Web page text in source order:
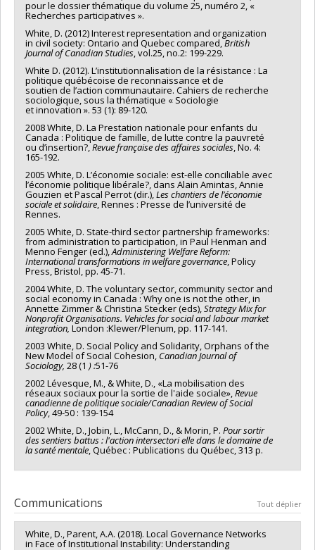
pour le dossier thématique du volume 25, numéro 2, «
Recherches participatives ».
White, D. (2012) Interest representation and organization
in civil society: Ontario and Quebec compared,British
Journal of Canadian Studies, vol.25, no.2: 199-229.
White D. (2012). L’institutionnalisation de la résistance : La
politique québécoise de reconnaissance et de
soutien de l’action communautaire. Cahiers de recherche
sociologique, sous la thématique « Sociologie
et innovation ». 53 (1): 89-120.
2008 White, D. La Prestation nationale pour enfants du
Canada : Politique de famille, de lutte contre la pauvreté
ou d’insertion?,Revue française des affaires sociales, No. 4:
165-192.
2005 White, D. L’économie sociale: est-elle conciliable avec
l’économie politique libérale?, dans Alain Amintas, Annie
Gouzien et Pascal Perrot (dir.),Les chantiers de l’économie
sociale et solidaire, Rennes : Presse de l’université de
Rennes.
2005 White, D. State-third sector partnership frameworks:
from administration to participation, in Paul Henman and
Menno Fenger (ed.),Administering Welfare Reform:
International transformations in welfare governance, Policy
Press, Bristol, pp. 45-71.
2004 White, D. The voluntary sector, community sector and
social economy in Canada : Why one is not the other, in
Annette Zimmer & Christina Stecker (eds),Strategy Mix for
Nonprofit Organisations. Vehicles for social and labour market
integration, London :Klewer/Plenum, pp. 117-141.
2003 White, D. Social Policy and Solidarity, Orphans of the
New Model of Social Cohesion, Canadian Journal of
Sociology, 28 (1 ) :51-76
2002 Lévesque, M., & White, D., «La mobilisation des
réseaux sociaux pour la sortie de l'aide sociale»,Revue
canadienne de politique sociale/Canadian Review of Social
Policy, 49-50 : 139-154
2002 White, D., Jobin, L., McCann, D., & Morin, P. Poursortir
des sentiers battus : l'action intersectori elle dans le domaine de
la santé mentale, Québec : Publications du Québec, 313 p.
Communications Tout déplier
White, D., Parent, A.A. (2018). Local Governance Networks
in Face of Institutional Instability: Understanding